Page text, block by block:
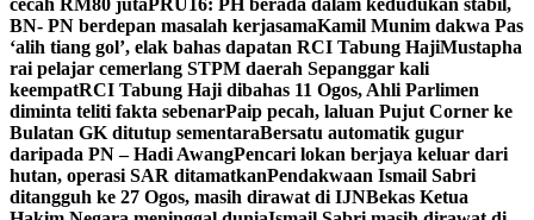
cecah RM80 jutaPRU16: PH berada dalam kedudukan stabil,
BN- PN berdepan masalah kerjasamaKamil Munim dakwa Pas
‘alih tiang gol’, elak bahas dapatan RCI Tabung HajiMustapha
rai pelajar cemerlang STPM daerah Sepanggar kali
keempatRCI Tabung Haji dibahas 11 Ogos, Ahli Parlimen
diminta teliti fakta sebenarPaip pecah, laluan Pujut Corner ke
Bulatan GK ditutup sementaraBersatu automatik gugur
daripada PN – Hadi AwangPencari lokan berjaya keluar dari
hutan, operasi SAR ditamatkanPendakwaan Ismail Sabri
ditangguh ke 27 Ogos, masih dirawat di IJNBekas Ketua